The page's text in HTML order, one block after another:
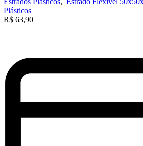
Estrados Plásticos, Estrado Flexível
Plásticos
R$ 63,90